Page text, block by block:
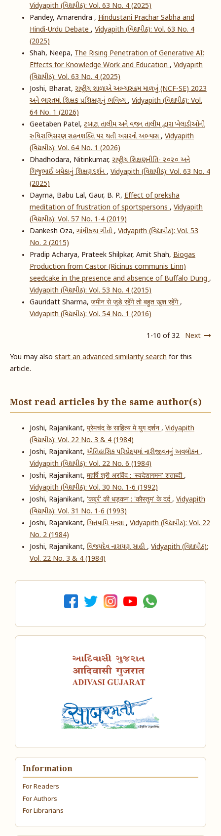
Vidyapith (વિદ્યાપીઠ): Vol. 63 No. 4 (2025)
Pandey, Amarendra , Hindustani Prachar Sabha and
Hindi-Urdu Debate, Vidyapith (વિદ્યાપીઠ): Vol. 63 No. 4
(2025)
Shah, Neepa, The Rising Penetration of Generative AI:
Effects for Knowledge Work and Education, Vidyapith
(વિદ્યાપીઠ): Vol. 63 No. 4 (2025)
Joshi, Bharat, રાષ્ટ્રીય શાળાએ અભ્યાસક્રમ માળખું (NCF-SE) 2023
અને ભારતમાં શિક્ષક પ્રશિક્ષણનું ભવિષ્ય, Vidyapith (વિદ્યાપીઠ): Vol.
64 No. 1 (2026)
Geetaben Patel, ટબાટા તાલીમ અને વજન તાલીમ દ્વારા ખેલાડીઓની
રુધિરાભિસરણ સહનશક્તિ પર થતી અસરનો અભ્યાસ, Vidyapith
(વિદ્યાપીઠ): Vol. 64 No. 1 (2026)
Dhadhodara, Nitinkumar, રાષ્ટ્રીય શિક્ષણનીતિ- ૨૦૨૦ અને
ગિજુભાઈ બધેકાનું શિક્ષણદર્શન, Vidyapith (વિદ્યાપીઠ): Vol. 63 No. 4
(2025)
Dayma, Babu Lal, Gaur, B. P., Effect of preksha
meditation of frustration of sportspersons, Vidyapith
(વિદ્યાપીઠ): Vol. 57 No. 1-4 (2019)
Dankesh Oza, ગાંધીકથા ગીતો, Vidyapith (વિદ્યાપીઠ): Vol. 53
No. 2 (2015)
Pradip Acharya, Prateek Shilpkar, Amit Shah, Biogas
Production from Castor (Ricinus communis Linn)
seedcake in the presence and absence of Buffalo Dung,
Vidyapith (વિદ્યાપીઠ): Vol. 53 No. 4 (2015)
Gauridatt Sharma, जमीन से जुड़े रहेंगे तो बहुत खुश रहेंगे,
Vidyapith (વિદ્યાપીઠ): Vol. 54 No. 1 (2016)
1-10 of 32 Next
You may also start an advanced similarity searchfor this
article.
Most read articles by the same author(s)
Joshi, Rajanikant, प्रेमचंद के साहित्य मे युग दर्शन, Vidyapith
(વિદ્યાપીઠ): Vol. 22 No. 3 & 4 (1984)
Joshi, Rajanikant, ઐતિહાસિક પરિપ્રેક્ષ્યમાં નારીજીવનનું અવલોકન,
Vidyapith (વિદ્યાપીઠ): Vol. 22 No. 6 (1984)
Joshi, Rajanikant, महर्षि श्री अरविंद : 'स्वदेशागमन' शताब्दी,
Vidyapith (વિદ્યાપીઠ): Vol. 30 No. 1-6 (1992)
Joshi, Rajanikant, 'कबूर्र' की धड़कन : 'कौस्तुम' के दर्द, Vidyapith
(વિદ્યાપીઠ): Vol. 31 No. 1-6 (1993)
Joshi, Rajanikant, ચિન્તયામિ મનસા, Vidyapith (વિદ્યાપીઠ): Vol. 22
No. 2 (1984)
Joshi, Rajanikant, વિજયદેવ નારાયણ સાહી, Vidyapith (વિદ્યાપીઠ):
Vol. 22 No. 3 & 4 (1984)
Information
For Readers
For Authors
For Librarians